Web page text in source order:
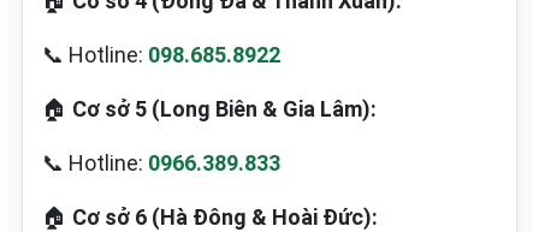
📞 Hotline: 098.685.8922
🏠 Cơ sở 5 (Long Biên & Gia Lâm):
📞 Hotline: 0966.389.833
🏠 Cơ sở 6 (Hà Đông & Hoài Đức):